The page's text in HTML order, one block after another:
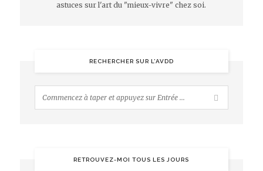
astuces sur l'art du "mieux-vivre" chez soi.
RECHERCHER SUR L’AVDD
RETROUVEZ-MOI TOUS LES JOURS